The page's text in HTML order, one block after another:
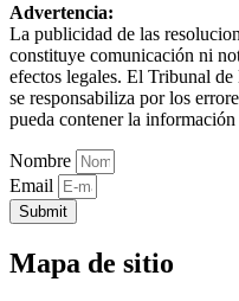
Advertencia:
La publicidad de las
constituye comunicación ni
efectos legales. El Tribunal
se responsabiliza por los
pueda contener la
Nombre
Email
Submit
Mapa de sitio